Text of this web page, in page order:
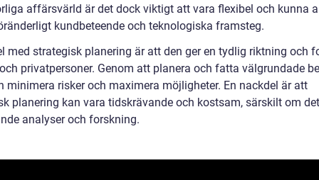
affärsvärld är det dock viktigt att vara flexibel och kunna
kundbeteende och teknologiska framsteg.
med strategisk planering är att den ger en tydlig riktning och
privatpersoner. Genom att planera och fatta välgrundade
minimera risker och maximera möjligheter. En nackdel är att
planering kan vara tidskrävande och kostsam, särskilt om
analyser och forskning.